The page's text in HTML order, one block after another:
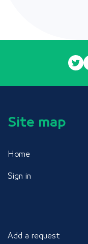
Site map
Home
Sign in
Add a request